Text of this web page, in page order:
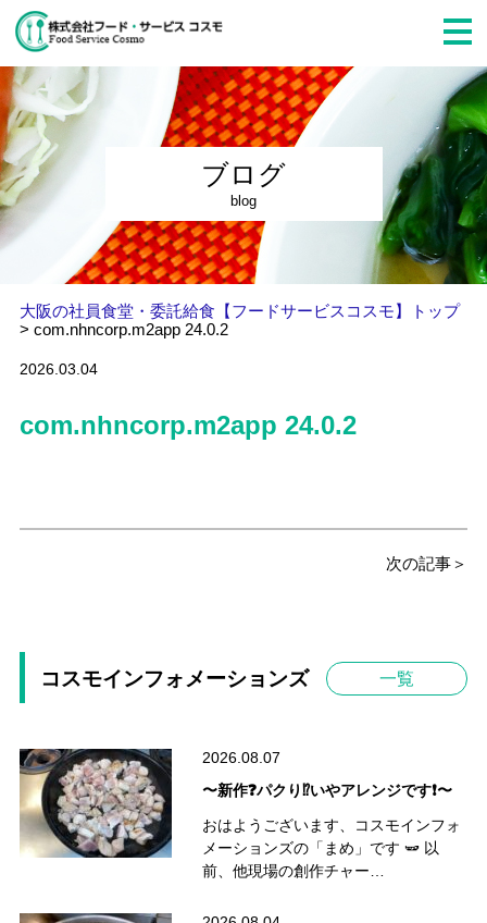
ブログ
blog
大阪の社員食堂・委託給食【フードサービスコスモ】トップ
> com.nhncorp.m2app 24.0.2
2026.03.04
com.nhncorp.m2app 24.0.2
次の記事＞
コスモインフォメーションズ 一覧
2026.08.07
〜新作❓パクり⁉️いやアレンジです❗️〜
おはようございます、コスモインフォ
メーションズの「まめ」です 🫛 以
前、他現場の創作チャー…